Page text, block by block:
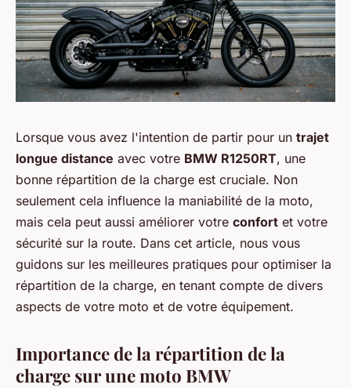
Lorsque vous avez l'intention de partir pour un trajet
longue distance avec votre BMW R1250RT, une
bonne répartition de la charge est cruciale. Non
seulement cela influence la maniabilité de la moto,
mais cela peut aussi améliorer votre confort et votre
sécurité sur la route. Dans cet article, nous vous
guidons sur les meilleures pratiques pour optimiser la
répartition de la charge, en tenant compte de divers
aspects de votre moto et de votre équipement.
Importance de la répartition de la
charge sur une moto BMW